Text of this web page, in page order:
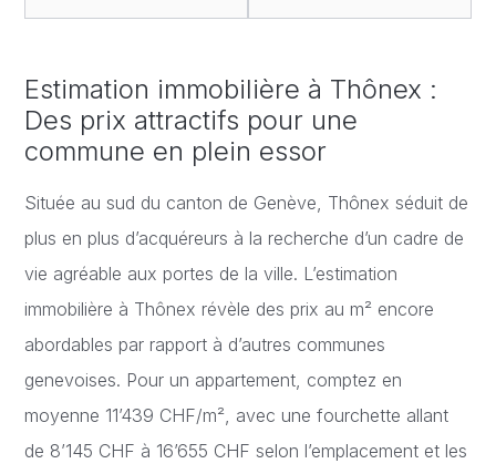
Estimation immobilière à Thônex :
Des prix attractifs pour une
commune en plein essor
Située au sud du canton de Genève, Thônex séduit de
plus en plus d’acquéreurs à la recherche d’un cadre de
vie agréable aux portes de la ville. L’estimation
immobilière à Thônex révèle des prix au m² encore
abordables par rapport à d’autres communes
genevoises. Pour un appartement, comptez en
moyenne 11’439 CHF/m², avec une fourchette allant
de 8’145 CHF à 16’655 CHF selon l’emplacement et les